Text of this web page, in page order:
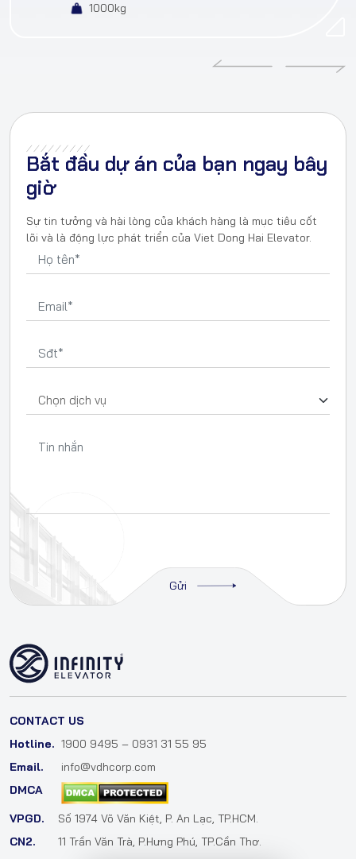
1000kg
Bắt đầu dự án của bạn ngay bây
giờ
Sự tin tưởng và hài lòng của khách hàng là mục tiêu cốt
lõi và là động lực phát triển của Viet Dong Hai Elevator.
CONTACT US
Hotline. 1900 9495 – 0931 31 55 95
Email.
info@vdhcorp.com
DMCA
VPGD.
Số 1974 Võ Văn Kiệt, P. An Lạc, TP.HCM.
CN2.
11 Trần Văn Trà, P.Hưng Phú, TP.Cần Thơ.